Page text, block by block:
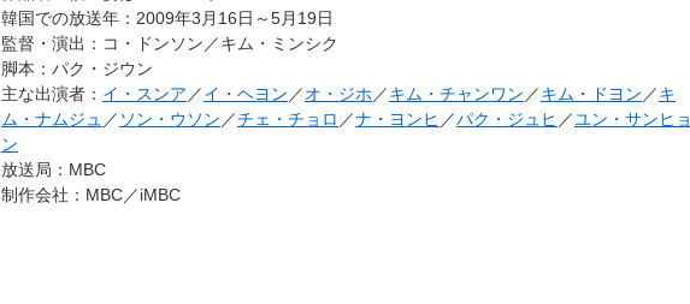
韓国での放送年 ：2009年3月16日～5月19日
監督・演出 ：コ・ドンソン／キム・ミンシク
脚本 ：パク・ジウン
主な出演者 ： イ・スンア ／イ・ヘヨン ／オ・ジホ ／キム・チャンワン ／キム・ドヨン ／キ
ム・ナムジュ ／ ソン・ウソン ／チェ・チョロ ／ナ・ヨンヒ ／パク・ジュヒ ／ユン・サンヒョ
ン
放送局 ：MBC
制作会社 ：MBC／iMBC